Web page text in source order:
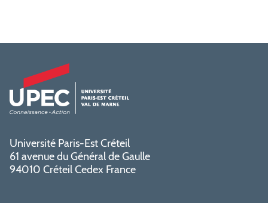
Université Paris-Est Créteil
61 avenue du Général de Gaulle
94010 Créteil Cedex France